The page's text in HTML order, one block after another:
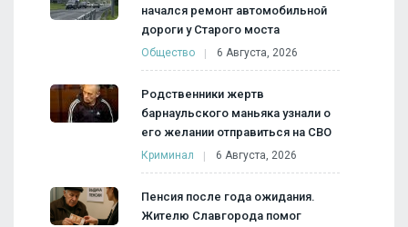
начался ремонт автомобильной
дороги у Старого моста
Общество 6 Августа, 2026
Родственники жертв
барнаульского маньяка узнали о
его желании отправиться на СВО
Криминал 6 Августа, 2026
Пенсия после года ожидания.
Жителю Славгорода помог